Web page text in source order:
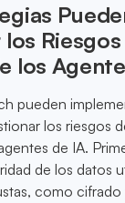
los
pueden
los riesgos
de IA.
de los datos
como